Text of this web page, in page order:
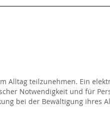
Alltag teilzunehmen. Ein
Notwendigkeit und für
bei der Bewältigung ihres